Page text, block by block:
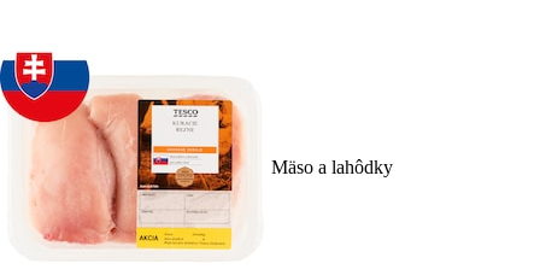
Mäso a lahôdky